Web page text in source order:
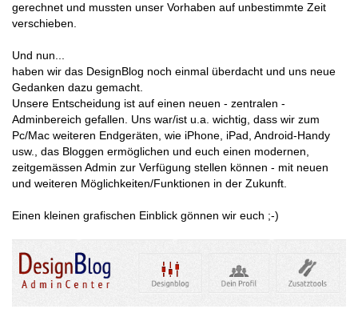
gerechnet und mussten unser Vorhaben auf unbestimmte Zeit
verschieben.
Und nun...
haben wir das DesignBlog noch einmal überdacht und uns neue
Gedanken dazu gemacht.
Unsere Entscheidung ist auf einen neuen - zentralen -
Adminbereich gefallen. Uns war/ist u.a. wichtig, dass wir zum
Pc/Mac weiteren Endgeräten, wie iPhone, iPad, Android-Handy
usw., das Bloggen ermöglichen und euch einen modernen,
zeitgemässen Admin zur Verfügung stellen können - mit neuen
und weiteren Möglichkeiten/Funktionen in der Zukunft.
Einen kleinen grafischen Einblick gönnen wir euch ;-)